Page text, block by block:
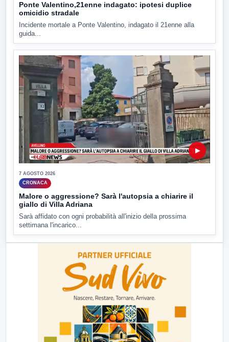
Ponte Valentino,21enne indagato: ipotesi duplice
omicidio stradale
Incidente mortale a Ponte Valentino, indagato il 21enne alla
guida...
▶
7 AGOSTO 2026
CRONACA
Malore o aggressione? Sarà l'autopsia a chiarire il
giallo di Villa Adriana
Sarà affidato con ogni probabilità all'inizio della prossima
settimana l'incarico...